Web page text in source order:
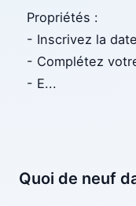
Propriétés :
- Inscrivez la
- Complétez
- E...
Quoi de neuf